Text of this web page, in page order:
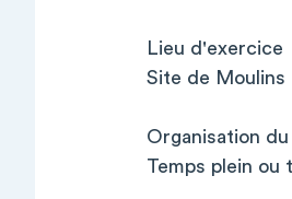
Lieu d'exercice
Site de Moulins
Organisation
Temps plein ou